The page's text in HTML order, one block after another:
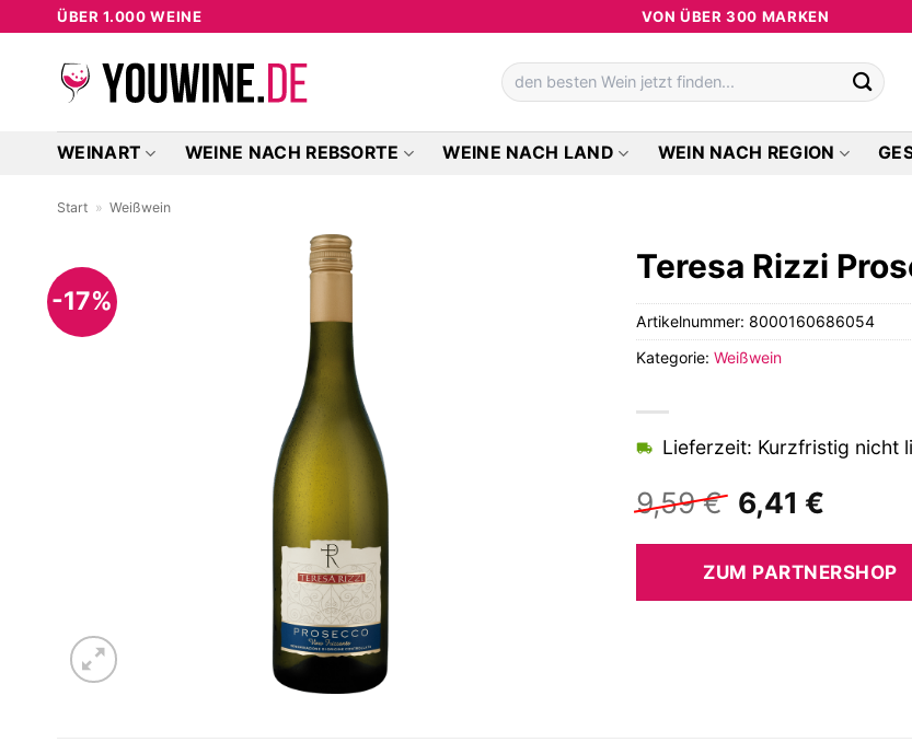
springen
ÜBER 1.000 WEINE VON ÜBER 300 MARKEN
Suchen
nach:
WEINART WEINE NACH REBSORTE WEINE NACH LAND WEIN NACH REGION
Start » Weißwein
-17%
Teresa Rizzi
9,59€
Preis
war:
9,59 €
6,41 €
ist:
6,41 €.
Lieferzeit: Kurzfristig nicht
ZUM PARTNERSHOP
Artikelnummer: 8000160686054
Kategorie:Weißwein